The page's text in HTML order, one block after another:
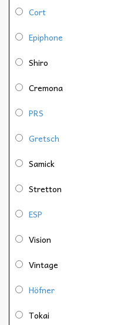
Cort
Epiphone
Shiro
Cremona
PRS
Gretsch
Samick
Stretton
ESP
Vision
Vintage
Höfner
Tokai